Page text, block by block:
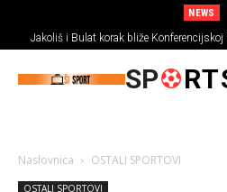
NEWS
Jakoliš i Bulat korak bliže
prvim
SP
Naslovnica OSTALI SPORTOVI
OSTALI SPORTOVI